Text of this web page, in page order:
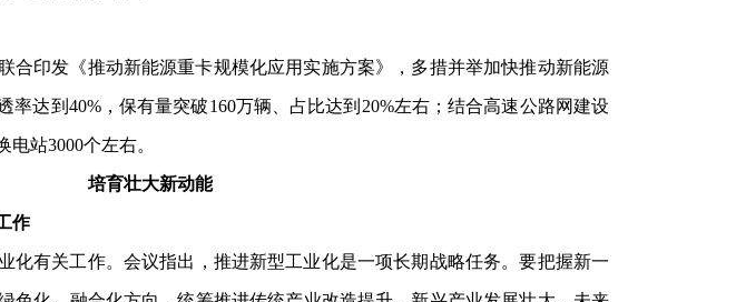
合印发《推动新能源重卡规模化应用实施方案》，多措并举加快推动新能源
率达到40%，保有量突破160万辆、占比达到20%左右；结合高速公路网建设
站3000个左右。
培育壮大新动能
作
化有关工作。会议指出，推进新型工业化是一项长期战略任务。要把握新一